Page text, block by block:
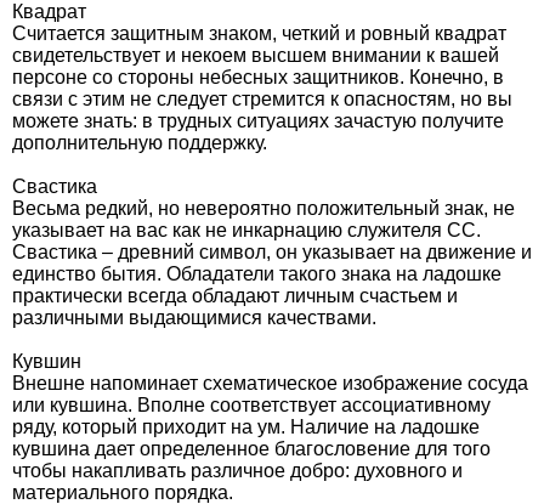
Квадрат
Считается защитным знаком, четкий и ровный квадрат
свидетельствует и некоем высшем внимании к вашей
персоне со стороны небесных защитников. Конечно, в
связи с этим не следует стремится к опасностям, но вы
можете знать: в трудных ситуациях зачастую получите
дополнительную поддержку.
Свастика
Весьма редкий, но невероятно положительный знак, не
указывает на вас как не инкарнацию служителя СС.
Свастика – древний символ, он указывает на движение и
единство бытия. Обладатели такого знака на ладошке
практически всегда обладают личным счастьем и
различными выдающимися качествами.
Кувшин
Внешне напоминает схематическое изображение сосуда
или кувшина. Вполне соответствует ассоциативному
ряду, который приходит на ум. Наличие на ладошке
кувшина дает определенное благословение для того
чтобы накапливать различное добро: духовного и
материального порядка.